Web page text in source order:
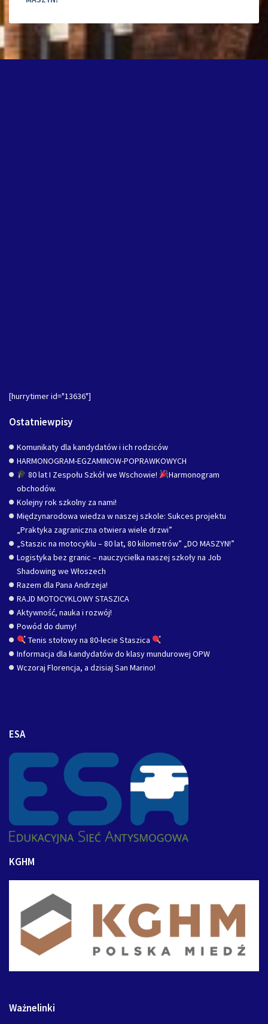
[hurrytimer id="13636"]
Ostatniewpisy
Komunikaty dla kandydatów i ich rodziców
HARMONOGRAM-EGZAMINOW-POPRAWKOWYCH
80 lat I Zespołu Szkół we Wschowie!
Harmonogram
obchodów.
Kolejny rok szkolny za nami!
Międzynarodowa wiedza w naszej szkole: Sukces projektu
„Praktyka zagraniczna otwiera wiele drzwi”
„Staszic na motocyklu – 80 lat, 80 kilometrów” „DO MASZYN!”
Logistyka bez granic – nauczycielka naszej szkoły na Job
Shadowing we Włoszech
Razem dla Pana Andrzeja!
RAJD MOTOCYKLOWY STASZICA
Aktywność, nauka i rozwój!
Powód do dumy!
Tenis stołowy na 80-lecie Staszica
Informacja dla kandydatów do klasy mundurowej OPW
Wczoraj Florencja, a dzisiaj San Marino!
ESA
KGHM
Ważnelinki